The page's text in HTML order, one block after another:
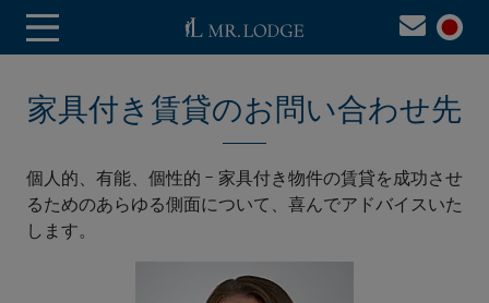
家具付き賃貸のお問い合わせ先
個人的、有能、個性的 - 家具付き物件の賃貸を成功させ
るためのあらゆる側面について、喜んでアドバイスいた
します。